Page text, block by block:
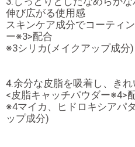
伸び広がる使用感
スキンケア成分でコーティ
ー※3>配合
※3シリカ(メイクアップ成分)
4.余分な皮脂を吸着し、き
<皮脂キャッチパウダー※4>
※4マイカ、ヒドロキシアパ
ップ成分)